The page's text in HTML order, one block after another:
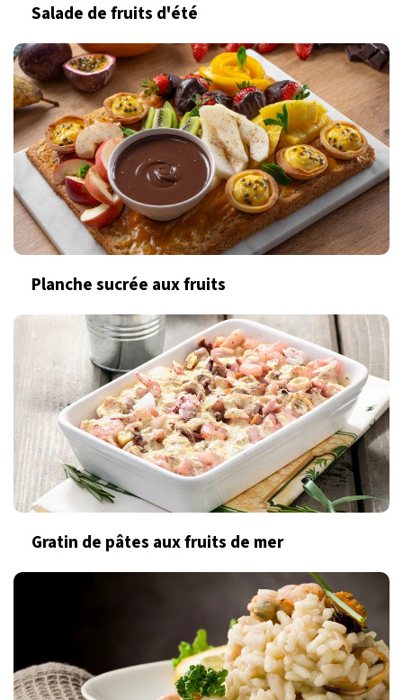
Salade de fruits d'été
Planche sucrée aux fruits
Gratin de pâtes aux fruits de mer